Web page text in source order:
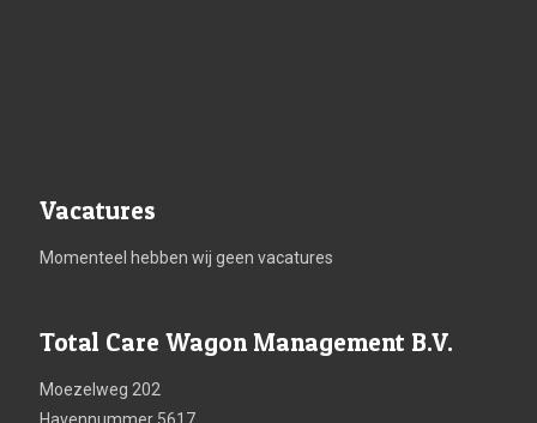
Vacatures
Momenteel hebben wij geen vacatures
Total Care Wagon Management B.V.
Moezelweg 202